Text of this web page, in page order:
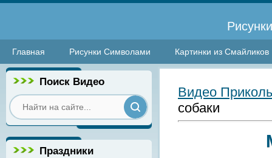
Главная Рисунки Символами Картинки из Смайликов
Поиск Видео
Праздники
Видео
собаки